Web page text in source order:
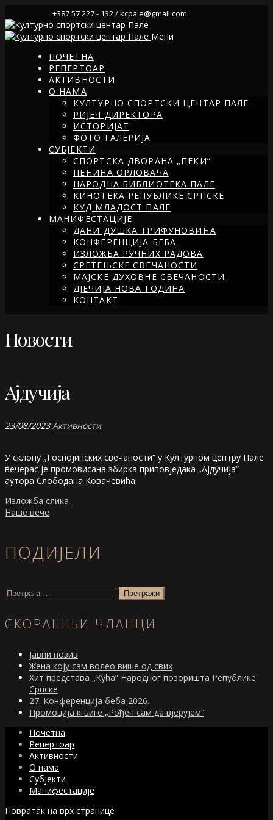
+387 57 227 - 132 / kcpale@gmail.com
Мени
ПОЧЕТНА
РЕПЕРТОАР
АКТИВНОСТИ
О НАМА
КУЛТУРНО СПОРТСКИ ЦЕНТАР ПАЛЕ
РИЈЕЧ ДИРЕКТОРА
ИСТОРИЈАТ
ФОТО ГАЛЕРИЈА
СУБЈЕКТИ
СПОРТСКА ДВОРАНА „ПЕКИ“
ПЕЋИНА ОРЛОВАЧА
НАРОДНА БИБЛИОТЕКА ПАЛЕ
КИНОТЕКА РЕПУБЛИКЕ СРПСКЕ
КУД МЛАДОСТ ПАЛЕ
МАНИФЕСТАЦИЈЕ
ДАНИ ДУШКА ТРИФУНОВИЋА
КОНФЕРЕНЦИЈА БЕБА
ИЗЛОЖБА РУЧНИХ РАДОВА
СРЕТЕЊСКЕ СВЕЧАНОСТИ
МАЈСКЕ ДУХОВНЕ СВЕЧАНОСТИ
ДЈЕЧИЈА НОВА ГОДИНА
КОНТАКТ
Новости
Ајдучија
23/08/2023 Активности
У склопу „Госпојинских свечаности“ у Културном центру Пале
вечерас је промовисана збирка приповједака „Ајдучија“
аутора Слободана Ковачевића.
Кретање
чланка
Изложба слика
Наше вече
ПОДИЈЕЛИ
Претрага
СКОРАШЊИ ЧЛАНЦИ
Jавни позив
Жена коју сам волео више од свих
Хит представа „Кућа“ Народног позоришта Републике
Српске
27. Конференција беба 2026.
Промоција књиге „Рођен сам да вјерујем“
Почетна
Репертоар
Активности
О нама
Субјекти
Манифестације
Повратак на врх странице